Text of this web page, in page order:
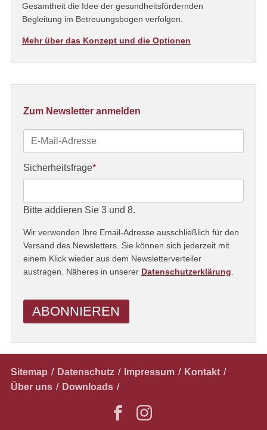
Gesamtheit die Idee der gesundheitsfördernden
Begleitung im Betreuungsbogen verfolgen.
Mehr über das Konzept und die Optionen
Zum Newsletter anmelden
E-
Mail-
Adresse
Pflichtfeld
Sicherheitsfrage*
Bitte addieren Sie 3 und 8.
Wir verwenden Ihre Email-Adresse ausschließlich für den
Versand des Newsletters. Sie können sich jederzeit mit
einem Klick wieder aus dem Newsletterverteiler
austragen. Näheres in unserer Datenschutzerklärung.
ABONNIEREN
Navigation
überspringen
Sitemap Datenschutz Impressum
Kontakt
Über uns
Downloads